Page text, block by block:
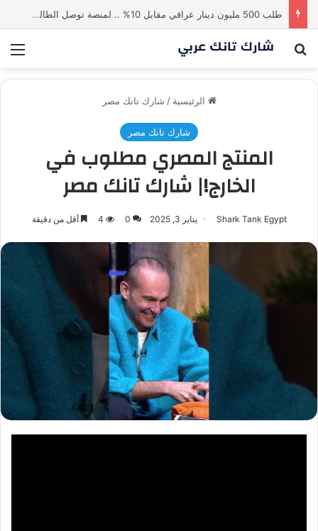
طلب 500 مليون دينار عراقي مقابل 10% .. لمنصة توصل الطالب بالاستاذ | شارك تانك العراق
بحث عن
الرئيسية / شارك تانك مصر
شارك تانك مصر
المنتج المصري مطلوب في
الخارج!| شارك تانك مصر
Shark Tank Egypt يناير 3, 2025 0
4 أقل من دقيقة